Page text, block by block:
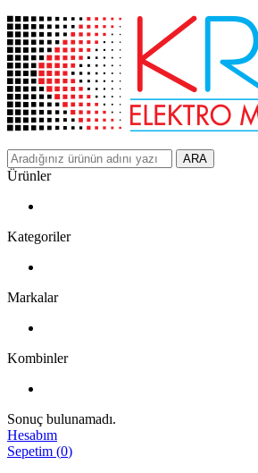
ARA
Ürünler
Kategoriler
Markalar
Kombinler
Sonuç bulunamadı.
Hesabım
Sepetim (0)